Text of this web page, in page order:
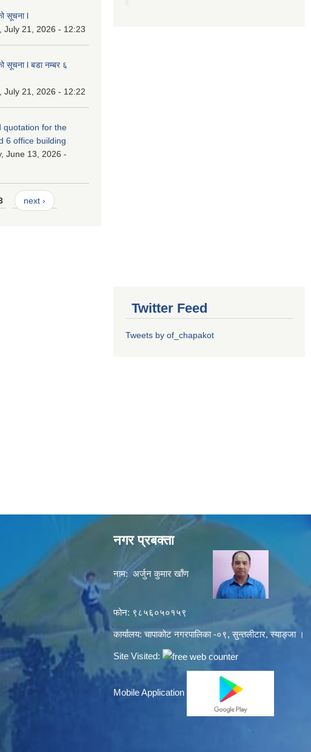
सूचना l
July 21, 2026 - 12:23
सूचना l बडा नम्बर ६
July 21, 2026 - 12:22
quotation for the
6 office building
June 13, 2026 -
next ›
Twitter Feed
Tweets by of_chapakot
नगर प्रबक्ता
नाम: अर्जुन कुमार खाँण
फोन: ९८५६०५०१५९
कार्यालय: चापाकोट नगरपालिका -०९, सुन्तलीटार, स्याङ्जा ।
Site Visited:
Mobile Application